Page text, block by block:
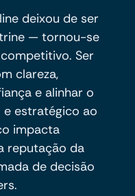
deixou de ser
— tornou-se
Ser
clareza,
e alinhar o
e estratégico ao
impacta
reputação da
de decisão